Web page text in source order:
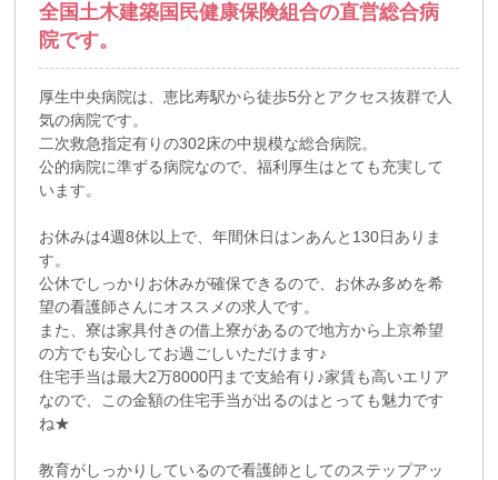
全国土木建築国民健康保険組合の直営総合病
院です。
厚生中央病院は、恵比寿駅から徒歩5分とアクセス抜群で人
気の病院です。
二次救急指定有りの302床の中規模な総合病院。
公的病院に準ずる病院なので、福利厚生はとても充実して
います。
お休みは4週8休以上で、年間休日はンあんと130日ありま
す。
公休でしっかりお休みが確保できるので、お休み多めを希
望の看護師さんにオススメの求人です。
また、寮は家具付きの借上寮があるので地方から上京希望
の方でも安心してお過ごしいただけます♪
住宅手当は最大2万8000円まで支給有り♪家賃も高いエリア
なので、この金額の住宅手当が出るのはとっても魅力です
ね★
教育がしっかりしているので看護師としてのステップアッ